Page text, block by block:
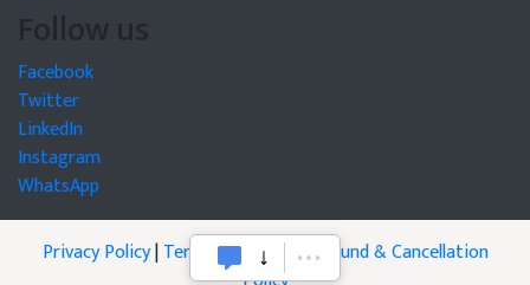
Follow us
Facebook
Twitter
LinkedIn
Instagram
WhatsApp
Privacy Policy|Terms of Service|Refund & Cancellation